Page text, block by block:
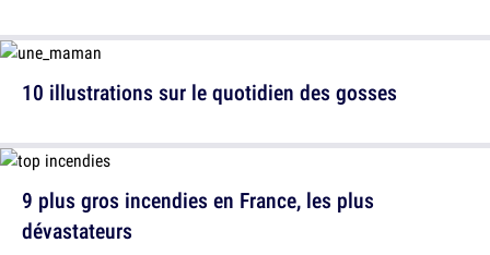
10 illustrations sur le quotidien des gosses
9 plus gros incendies en France, les plus
dévastateurs